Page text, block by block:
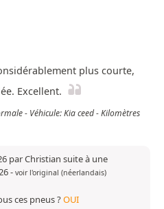
plus courte,
Excellent.
- Véhicule: Kia ceed - Kilomètres
par Christian suite à une
- voir l'original (néerlandais)
ces pneus ?OUI